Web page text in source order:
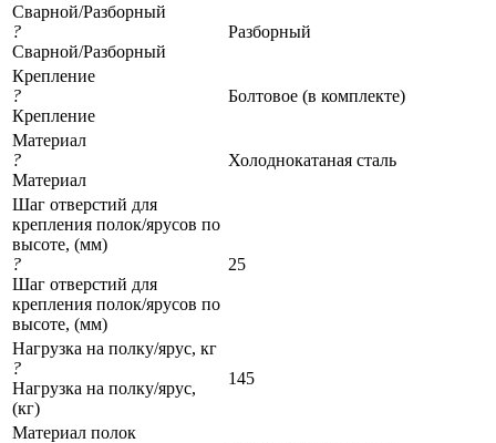
Сварной/Разборный
?
Сварной/Разборный
Разборный
Крепление
?
Крепление
Болтовое (в комплекте)
Материал
?
Материал
Холоднокатаная сталь
Шаг отверстий для
крепления полок/ярусов по
высоте, (мм)
?
Шаг отверстий для
крепления полок/ярусов по
высоте, (мм)
25
Нагрузка на полку/ярус, кг
?
Нагрузка на полку/ярус,
(кг)
145
Материал полок